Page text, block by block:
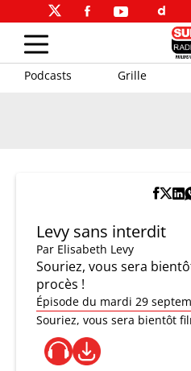
Podcasts Grille
Levy sans interdit
Par Elisabeth Levy
Souriez, vous sera
procès !
Épisode du mardi 29
Souriez, vous sera bientôt